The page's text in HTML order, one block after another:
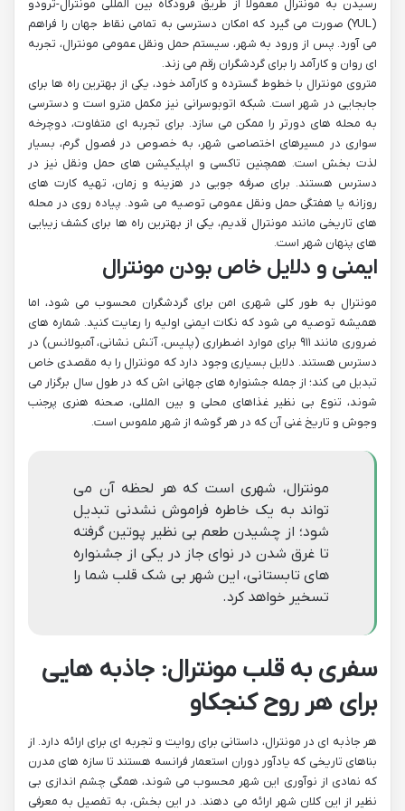
رسیدن به مونترال معمولاً از طریق فرودگاه بین المللی مونترال-ترودو
(YUL) صورت می گیرد که امکان دسترسی به تمامی نقاط جهان را فراهم
می آورد. پس از ورود به شهر، سیستم حمل ونقل عمومی مونترال، تجربه
ای روان و کارآمد را برای گردشگران رقم می زند.
متروی مونترال با خطوط گسترده و کارآمد خود، یکی از بهترین راه ها برای
جابجایی در شهر است. شبکه اتوبوسرانی نیز مکمل مترو است و دسترسی
به محله های دورتر را ممکن می سازد. برای تجربه ای متفاوت، دوچرخه
سواری در مسیرهای اختصاصی شهر، به خصوص در فصول گرم، بسیار
لذت بخش است. همچنین تاکسی و اپلیکیشن های حمل ونقل نیز در
دسترس هستند. برای صرفه جویی در هزینه و زمان، تهیه کارت های
روزانه یا هفتگی حمل ونقل عمومی توصیه می شود. پیاده روی در محله
های تاریخی مانند مونترال قدیم، یکی از بهترین راه ها برای کشف زیبایی
های پنهان شهر است.
ایمنی و دلایل خاص بودن مونترال
مونترال به طور کلی شهری امن برای گردشگران محسوب می شود، اما
همیشه توصیه می شود که نکات ایمنی اولیه را رعایت کنید. شماره های
ضروری مانند ۹۱۱ برای موارد اضطراری (پلیس، آتش نشانی، آمبولانس) در
دسترس هستند. دلایل بسیاری وجود دارد که مونترال را به مقصدی خاص
تبدیل می کند؛ از جمله جشنواره های جهانی اش که در طول سال برگزار می
شوند، تنوع بی نظیر غذاهای محلی و بین المللی، صحنه هنری پرجنب
وجوش و تاریخ غنی آن که در هر گوشه از شهر ملموس است.
مونترال، شهری است که هر لحظه آن می
تواند به یک خاطره فراموش نشدنی تبدیل
شود؛ از چشیدن طعم بی نظیر پوتین گرفته
تا غرق شدن در نوای جاز در یکی از جشنواره
های تابستانی، این شهر بی شک قلب شما را
تسخیر خواهد کرد.
سفری به قلب مونترال: جاذبه هایی
برای هر روح کنجکاو
هر جاذبه ای در مونترال، داستانی برای روایت و تجربه ای برای ارائه دارد. از
بناهای تاریخی که یادآور دوران استعمار فرانسه هستند تا سازه های مدرن
که نمادی از نوآوری این شهر محسوب می شوند، همگی چشم اندازی بی
نظیر از این کلان شهر ارائه می دهند. در این بخش، به تفصیل به معرفی